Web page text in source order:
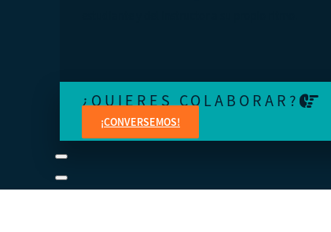
¿QUIERES COLABORAR?
¡CONVERSEMOS!